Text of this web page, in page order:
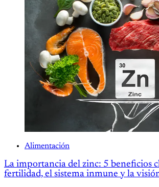
Alimentación
La importancia del zinc: 5 beneficios
fertilidad, el sistema inmune y la